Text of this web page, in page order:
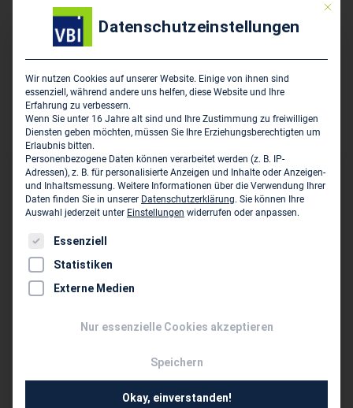
Bauwerke, Quartiere und Betriebsstandorte
Nachhaltigkeitszertifizierungen von Bauwerken und
Quartieren (DGNB, ÖGNI, BNB, LEED, BREEAM,
Lebenszyklusbetrachtung Nachhaltigkeitsmaßnahmen
im Betrieb Nachhaltigkeitsleitlinien / Green Building
Guidelines
Hauptsitz des Unternehmens
P/O Consulting GmbH
D-81249 München
089 85 60 73 20
www.po-consulting.com
Persönliche Vertreter im VBI:
Mit
Datenschutzeinstellungen
Wir nutzen Cookies auf unserer Website. Einige von ihnen sind
essenziell, während andere uns helfen, diese Website und Ihre
Erfahrung zu verbessern.
Wenn Sie unter 16 Jahre alt sind und Ihre Zustimmung zu freiwilligen
Diensten geben möchten, müssen Sie Ihre Erziehungsberechtigten um
Erlaubnis bitten.
Personenbezogene Daten können verarbeitet werden (z. B. IP-
Adressen), z. B. für personalisierte Anzeigen und Inhalte oder Anzeigen-
und Inhaltsmessung. Weitere Informationen über die Verwendung Ihrer
Daten finden Sie in unserer Datenschutzerklärung. Sie können Ihre
Auswahl jederzeit unter Einstellungen widerrufen oder anpassen.
Es folgt eine Liste der Service-Gruppen, für die eine
Essenziell
Statistiken
Externe Medien
Nur essenzielle Cookies akzeptieren
Speichern
Okay, einverstanden!